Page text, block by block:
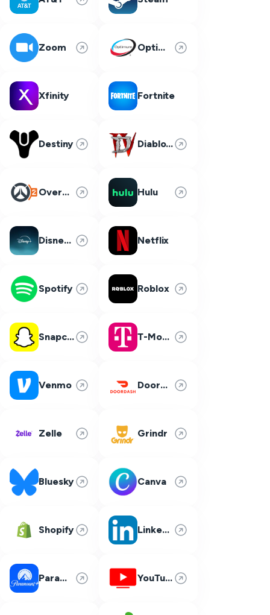
Zoom Optimum
Xfinity Fortnite
Destiny Diablo 4
Overwatch 2 Hulu
Disney Plus Netflix
Spotify Roblox
Snapchat T-Mobile
Venmo DoorDash
Zelle Grindr
Bluesky Canva
Shopify LinkedIn
Paramount Plus YouTube TV